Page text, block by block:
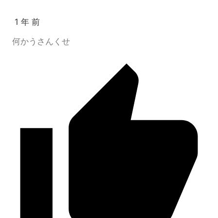
1 年 前
何かうさんくせ